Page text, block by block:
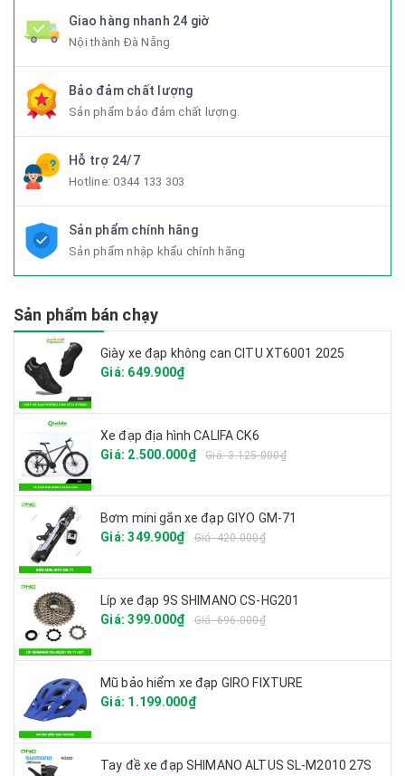
Giao hàng nhanh 24 giờ
Nội thành Đà Nẵng
Bảo đảm chất lượng
Sản phẩm bảo đảm chất lượng.
Hỗ trợ 24/7
Hotline:0344 133 303
Sản phẩm chính hãng
Sản phẩm nhập khẩu chính hãng
Sản phẩm bán chạy
Giày xe đạp không can CITU XT6001 2025
Giá: 649.900₫
Xe đạp địa hình CALIFA CK6
Giá: 2.500.000₫
Giá: 3.125.000₫
Bơm mini gắn xe đạp GIYO GM-71
Giá: 349.900₫
Giá: 420.000₫
Líp xe đạp 9S SHIMANO CS-HG201
Giá: 399.000₫
Giá: 696.000₫
Mũ bảo hiểm xe đạp GIRO FIXTURE
Giá: 1.199.000₫
Tay đề xe đạp SHIMANO ALTUS SL-M2010 27S